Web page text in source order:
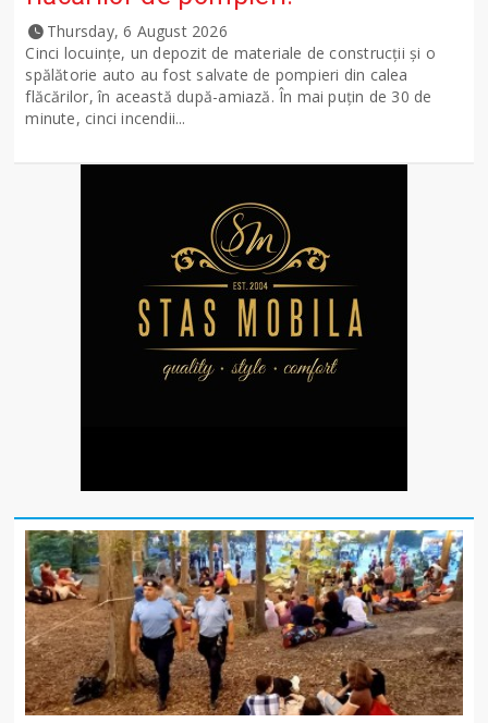
Thursday, 6 August 2026
Cinci locuințe, un depozit de materiale de construcții și o
spălătorie auto au fost salvate de pompieri din calea
flăcărilor, în această după-amiază. În mai puțin de 30 de
minute, cinci incendii...